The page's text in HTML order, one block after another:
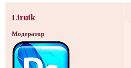
Liruik
Модератор